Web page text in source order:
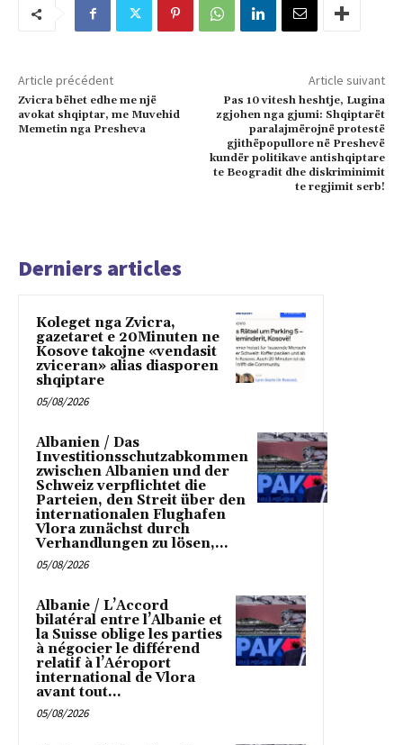
Article précédent
Zvicra bëhet edhe me një
avokat shqiptar, me Muvehid
Memetin nga Presheva
Article suivant
Pas 10 vitesh heshtje, Lugina
zgjohen nga gjumi: Shqiptarët
paralajmërojnë protestë
gjithëpopullore në Preshevë
kundër politikave antishqiptare
te Beogradit dhe diskriminimit
te regjimit serb!
Derniers articles
Koleget nga Zvicra,
gazetaret e 20Minuten ne
Kosove takojne «vendasit
zviceran» alias diasporen
shqiptare
05/08/2026
Albanien / Das
Investitionsschutzabkommen
zwischen Albanien und der
Schweiz verpflichtet die
Parteien, den Streit über den
internationalen Flughafen
Vlora zunächst durch
Verhandlungen zu lösen,...
05/08/2026
Albanie / L’Accord
bilatéral entre l’Albanie et
la Suisse oblige les parties
à négocier le différend
relatif à l’Aéroport
international de Vlora
avant tout...
05/08/2026